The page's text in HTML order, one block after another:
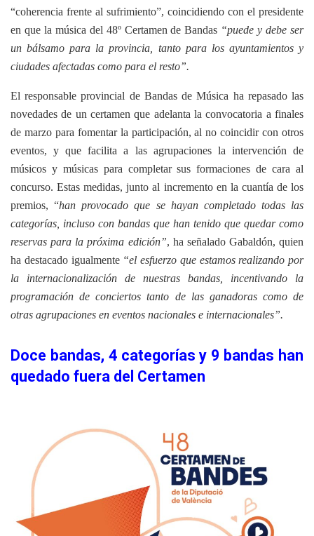
“coherencia frente al sufrimiento”, coincidiendo con el presidente
en que la música del 48º Certamen de Bandas “puede y debe ser
un bálsamo para la provincia, tanto para los ayuntamientos y
ciudades afectadas como para el resto”.
El responsable provincial de Bandas de Música ha repasado las
novedades de un certamen que adelanta la convocatoria a finales
de marzo para fomentar la participación, al no coincidir con otros
eventos, y que facilita a las agrupaciones la intervención de
músicos y músicas para completar sus formaciones de cara al
concurso. Estas medidas, junto al incremento en la cuantía de los
premios, “han provocado que se hayan completado todas las
categorías, incluso con bandas que han tenido que quedar como
reservas para la próxima edición”, ha señalado Gabaldón, quien
ha destacado igualmente“el esfuerzo que estamos realizando por
la internacionalización de nuestras bandas, incentivando la
programación de conciertos tanto de las ganadoras como de
otras agrupaciones en eventos nacionales e internacionales”.
Doce bandas, 4 categorías y 9 bandas han
quedado fuera del Certamen